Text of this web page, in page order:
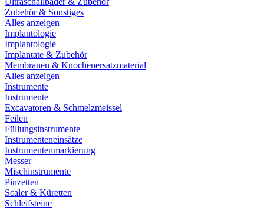
Zubehör & Sonstiges
Alles anzeigen
Implantologie
Implantologie
Implantate & Zubehör
Membranen & Knochenersatzmaterial
Alles anzeigen
Instrumente
Instrumente
Excavatoren & Schmelzmeissel
Feilen
Füllungsinstrumente
Instrumenteneinsätze
Instrumentenmarkierung
Messer
Mischinstrumente
Pinzetten
Scaler & Küretten
Schleifsteine